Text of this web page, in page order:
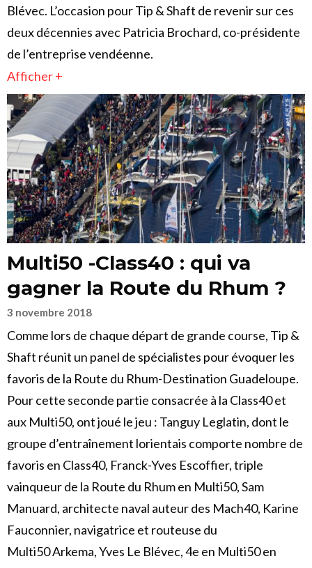
Blévec. L’occasion pour Tip & Shaft de revenir sur ces
deux décennies avec Patricia Brochard, co-présidente
de l’entreprise vendéenne.
Afficher +
Multi50 -Class40 : qui va
gagner la Route du Rhum ?
3 novembre 2018
Comme lors de chaque départ de grande course, Tip &
Shaft réunit un panel de spécialistes pour évoquer les
favoris de la Route du Rhum-Destination Guadeloupe.
Pour cette seconde partie consacrée à la Class40 et
aux Multi50, ont joué le jeu : Tanguy Leglatin, dont le
groupe d’entraînement lorientais comporte nombre de
favoris en Class40, Franck-Yves Escoffier, triple
vainqueur de la Route du Rhum en Multi50, Sam
Manuard, architecte naval auteur des Mach40, Karine
Fauconnier, navigatrice et routeuse du
Multi50 Arkema, Yves Le Blévec, 4e en Multi50 en